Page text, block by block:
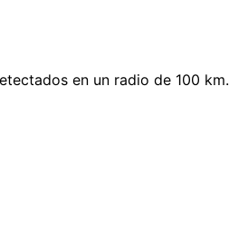
en un radio de 100 km.